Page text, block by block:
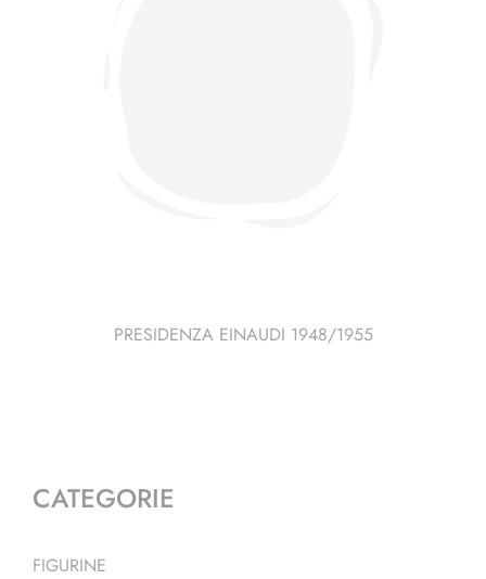
PRESIDENZA EINAUDI 1948/1955
CATEGORIE
FIGURINE